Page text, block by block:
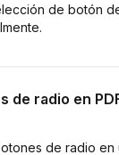
de botón
de radio en
de radio en